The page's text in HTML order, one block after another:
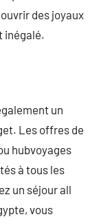
des joyaux
inégalé.
un
Les offres de
hubvoyages
à tous les
un séjour all
vous